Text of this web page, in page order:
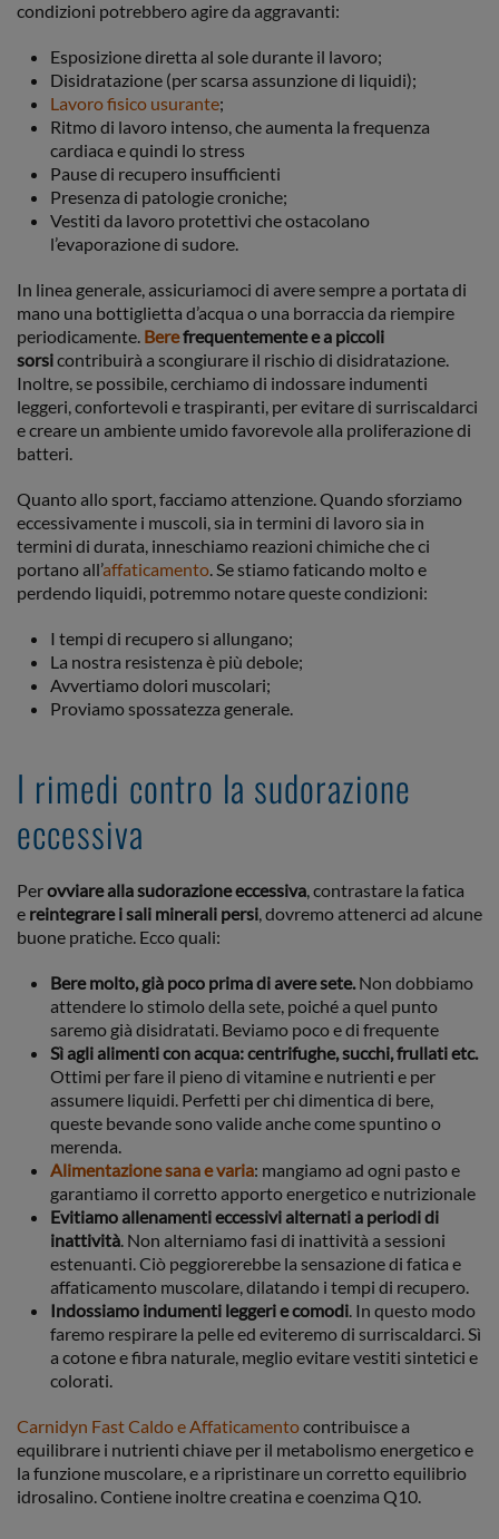
condizioni potrebbero agire da aggravanti:
Esposizione diretta al sole durante il lavoro;
Disidratazione (per scarsa assunzione di liquidi);
Lavoro fisico usurante;
Ritmo di lavoro intenso, che aumenta la frequenza
cardiaca e quindi lo stress
Pause di recupero insufficienti
Presenza di patologie croniche;
Vestiti da lavoro protettivi che ostacolano
l’evaporazione di sudore.
In linea generale, assicuriamoci di avere sempre a portata di
mano una bottiglietta d’acqua o una borraccia da riempire
periodicamente. Berefrequentemente e a piccoli
sorsicontribuirà a scongiurare il rischio di disidratazione.
Inoltre, se possibile, cerchiamo di indossare indumenti
leggeri, confortevoli e traspiranti, per evitare di surriscaldarci
e creare un ambiente umido favorevole alla proliferazione di
batteri.
Quanto allo sport, facciamo attenzione. Quando sforziamo
eccessivamente i muscoli, sia in termini di lavoro sia in
termini di durata, inneschiamo reazioni chimiche che ci
portano all’affaticamento. Se stiamo faticando molto e
perdendo liquidi, potremmo notare queste condizioni:
I tempi di recupero si allungano;
La nostra resistenza è più debole;
Avvertiamo dolori muscolari;
Proviamo spossatezza generale.
I rimedi contro la sudorazione
eccessiva
Perovviare alla sudorazione eccessiva, contrastare la fatica
e reintegrare i sali minerali persi, dovremo attenerci ad alcune
buone pratiche. Ecco quali:
Bere molto, già poco prima di avere sete.Non dobbiamo
attendere lo stimolo della sete, poiché a quel punto
saremo già disidratati. Beviamo poco e di frequente
Sì agli alimenti con acqua: centrifughe, succhi, frullati etc.
Ottimi per fare il pieno di vitamine e nutrienti e per
assumere liquidi. Perfetti per chi dimentica di bere,
queste bevande sono valide anche come spuntino o
merenda.
Alimentazione sana e varia: mangiamo ad ogni pasto e
garantiamo il corretto apporto energetico e nutrizionale
Evitiamo allenamenti eccessivi alternati a periodi di
inattività. Non alterniamo fasi di inattività a sessioni
estenuanti. Ciò peggiorerebbe la sensazione di fatica e
affaticamento muscolare, dilatando i tempi di recupero.
Indossiamo indumenti leggeri e comodi. In questo modo
faremo respirare la pelle ed eviteremo di surriscaldarci. Sì
a cotone e fibra naturale, meglio evitare vestiti sintetici e
colorati.
Carnidyn Fast Caldo e Affaticamentocontribuisce a
equilibrare i nutrienti chiave per il metabolismo energetico e
la funzione muscolare, e a ripristinare un corretto equilibrio
idrosalino. Contiene inoltre creatina e coenzima Q10.